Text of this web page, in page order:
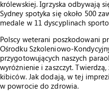
królewskiej. Igrzyska odbywają
Sydney spotyka się około 500
medale w 11 dyscyplinach
Polscy weterani poszkodowani
Ośrodku Szkoleniowo-
przygotowujących naszych
wyróżnienie i zaszczyt.
kibiców. Jak dodają, w tej
w powrocie do zdrowia.